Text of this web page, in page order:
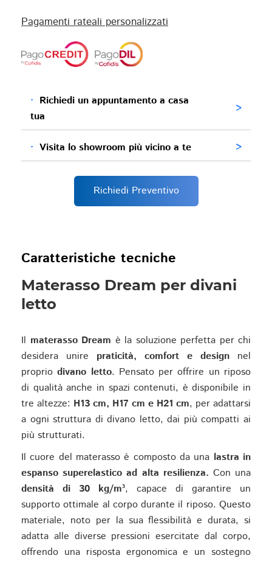
Pagamenti rateali personalizzati
· Richiedi un appuntamento a casa
tua
>
· Visita lo showroom più vicino a te >
Richiedi Preventivo
Caratteristiche tecniche
Materasso Dream per divani
letto
Il materasso Dream è la soluzione perfetta per chi
desidera unire praticità, comfort e design nel
propriodivano letto. Pensato per offrire un riposo
di qualità anche in spazi contenuti, è disponibile in
tre altezze: H13 cm, H17 cm e H21 cm, per adattarsi
a ogni struttura di divano letto, dai più compatti ai
più strutturati.
Il cuore del materasso è composto da una lastra in
espanso superelastico ad alta resilienza. Con una
densità di 30 kg/m³, capace di garantire un
supporto ottimale al corpo durante il riposo. Questo
materiale, noto per la sua flessibilità e durata, si
adatta alle diverse pressioni esercitate dal corpo,
offrendo una risposta ergonomica e un sostegno